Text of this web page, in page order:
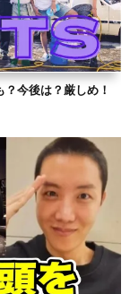
今後は？厳しめ！